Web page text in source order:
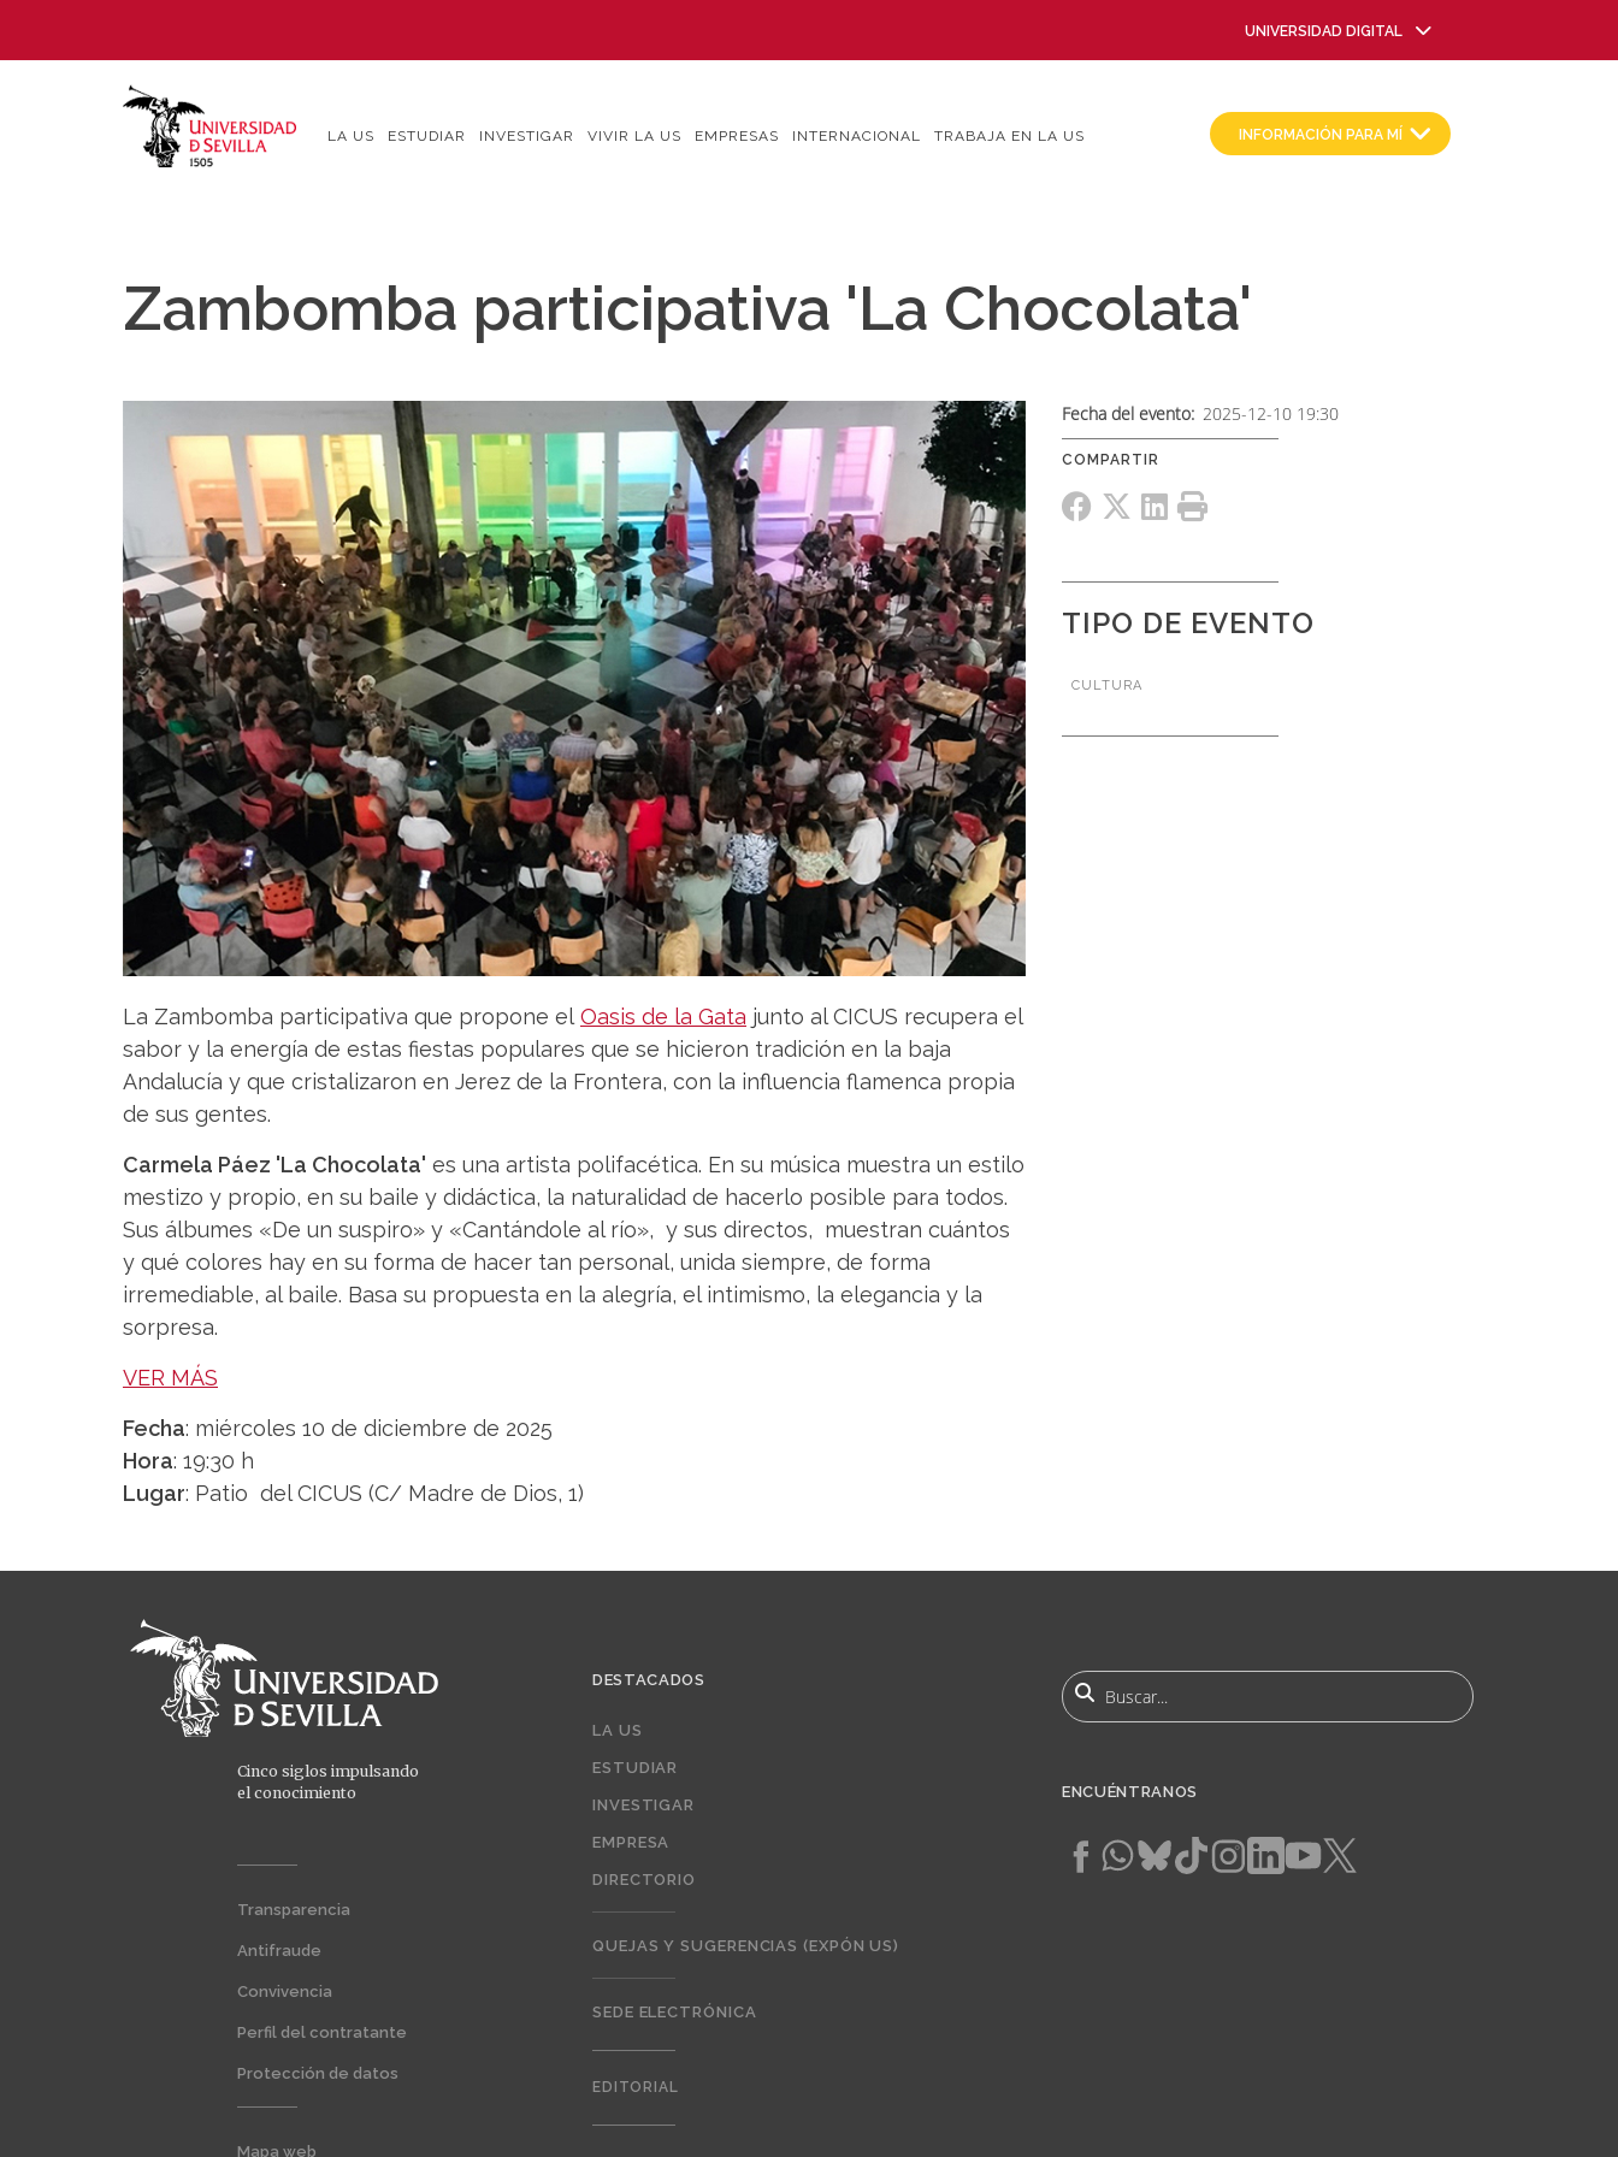
contenido
UNIVERSIDAD DIGITAL
LA US ESTUDIAR INVESTIGAR VIVIR LA US EMPRESAS INTERNACIONAL TRABAJA EN LA US INFORMACIÓN PARA MÍ
Zambomba participativa 'La Chocolata'
La Zambomba participativa que propone elOasis de la Gata junto al CICUS recupera el
sabor y la energía de estas fiestas populares que se hicieron tradición en la baja
Andalucía y que cristalizaron en Jerez de la Frontera, con la influencia flamenca propia
de sus gentes.
Carmela Páez 'La Chocolata' es una artista polifacética. En su música muestra un estilo
mestizo y propio, en su baile y didáctica, la naturalidad de hacerlo posible para todos.
Sus álbumes «De un suspiro» y «Cantándole al río», y sus directos, muestran cuántos
y qué colores hay en su forma de hacer tan personal, unida siempre, de forma
irremediable, al baile. Basa su propuesta en la alegría, el intimismo, la elegancia y la
sorpresa.
VER MÁS
Fecha: miércoles 10 de diciembre de 2025
Hora: 19:30 h
Lugar: Patio del CICUS (C/ Madre de Dios, 1)
Fecha del evento 2025-12-10 19:30
TIPO DE EVENTO
CULTURA
Cinco siglos impulsando
el conocimiento
Transparencia
Antifraude
Convivencia
Perfil del contratante
Protección de datos
Mapa web
DESTACADOS
LA US
ESTUDIAR
INVESTIGAR
EMPRESA
DIRECTORIO
QUEJAS Y SUGERENCIAS (EXPÓN US)
SEDE ELECTRÓNICA
EDITORIAL
Buscar
ENCUÉNTRANOS